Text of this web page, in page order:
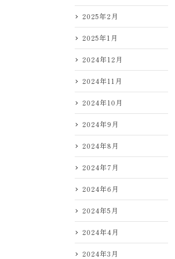
2025年2月
2025年1月
2024年12月
2024年11月
2024年10月
2024年9月
2024年8月
2024年7月
2024年6月
2024年5月
2024年4月
2024年3月